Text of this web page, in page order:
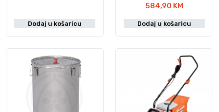
Dodaj u košaricu
o
r
n
a
i
e
584,90 KM
e
n
u
t
a
i
Dodaj u košaricu